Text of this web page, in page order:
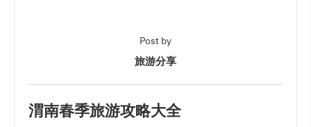
Post by
旅游分享
渭南春季旅游攻略大全